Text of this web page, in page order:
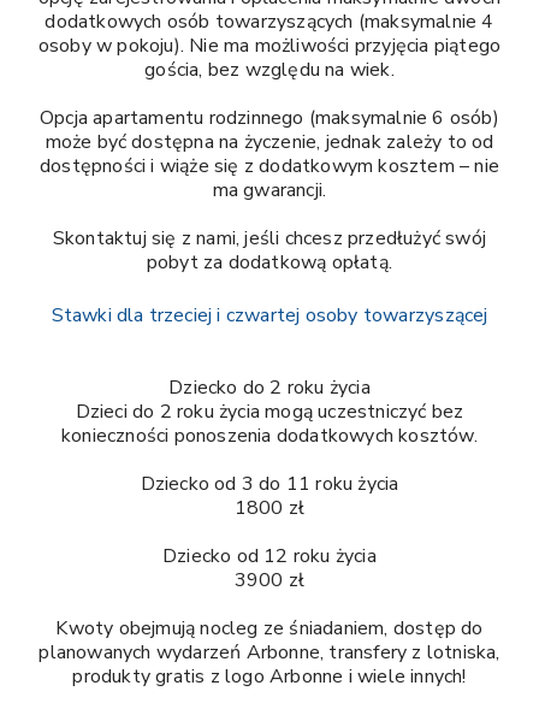
dodatkowych osób towarzyszących (maksymalnie 4
osoby w pokoju). Nie ma możliwości przyjęcia piątego
gościa, bez względu na wiek.
Opcja apartamentu rodzinnego (maksymalnie 6 osób)
może być dostępna na życzenie, jednak zależy to od
dostępności i wiąże się z dodatkowym kosztem – nie
ma gwarancji.
Skontaktuj się z nami, jeśli chcesz przedłużyć swój
pobyt za dodatkową opłatą.
Stawki dla trzeciej i czwartej osoby towarzyszącej
Dziecko do 2 roku życia
Dzieci do 2 roku życia mogą uczestniczyć bez
konieczności ponoszenia dodatkowych kosztów.
Dziecko od 3 do 11 roku życia
1800 zł
Dziecko od 12 roku życia
3900 zł
Kwoty obejmują nocleg ze śniadaniem, dostęp do
planowanych wydarzeń Arbonne, transfery z lotniska,
produkty gratis z logo Arbonne i wiele innych!